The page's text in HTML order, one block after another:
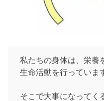
私たちの身体は、栄養
生命活動を行っていま
そこで大事になってく